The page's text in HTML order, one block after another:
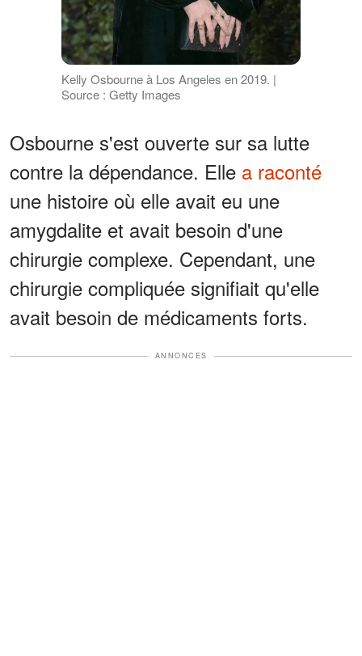
Kelly Osbourne à Los Angeles en 2019. |
Source : Getty Images
Osbourne s'est ouverte sur sa lutte
contre la dépendance. Elle a raconté
une histoire où elle avait eu une
amygdalite et avait besoin d'une
chirurgie complexe. Cependant, une
chirurgie compliquée signifiait qu'elle
avait besoin de médicaments forts.
ANNONCES